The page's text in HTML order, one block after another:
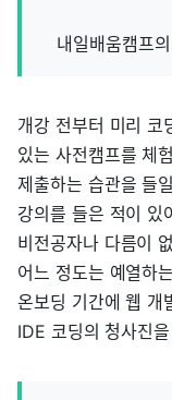
내일배움캠프
개강 전부터 미리 코
있는 사전캠프를 체
제출하는 습관을 들
강의를 들은 적이 있
비전공자나 다름이
어느 정도는 예열하
온보딩 기간에 웹 개
IDE 코딩의 청사진